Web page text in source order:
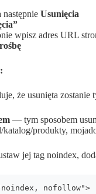
następnie Usunięcia
wpisz adres URL
że usunięta zostanie
— tym sposobem
produkty,
jej tag noindex,
nofollow">